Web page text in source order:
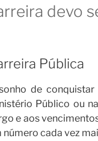
devo
Pública
de
Público ou
e aos
número cada vez